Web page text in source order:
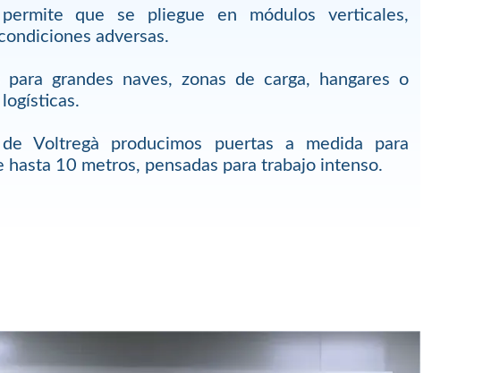
que se pliegue en módulos verticales,
adversas.
para grandes naves, zonas de carga, hangares o
Voltregà producimos puertas a medida para
hasta 10 metros, pensadas para trabajo intenso.